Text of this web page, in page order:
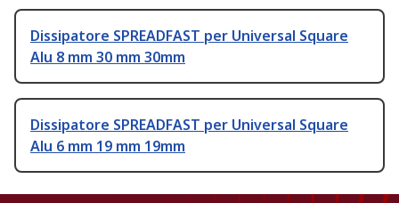
Dissipatore SPREADFAST per Universal Square
Alu 8 mm 30 mm 30mm
Dissipatore SPREADFAST per Universal Square
Alu 6 mm 19 mm 19mm